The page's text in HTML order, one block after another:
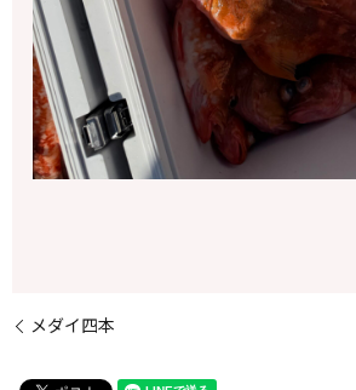
メダイ四本